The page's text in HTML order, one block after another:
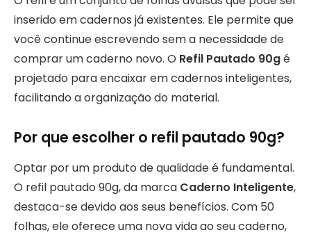
inserido em cadernos já existentes. Ele permite que
você continue escrevendo sem a necessidade de
comprar um caderno novo. O Refil Pautado 90gé
projetado para encaixar em cadernos inteligentes,
facilitando a organização do material.
Por que escolher o refil pautado 90g?
Optar por um produto de qualidade é fundamental.
O refil pautado 90g, da marca Caderno Inteligente,
destaca-se devido aos seus benefícios. Com 50
folhas, ele oferece uma nova vida ao seu caderno,